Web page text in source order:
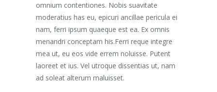
omnium contentiones. Nobis suavitate
moderatius has eu, epicuri ancillae pericula ei
nam, ferri ipsum quaeque est ea. Ex omnis
menandri conceptam his.Ferri reque integre
mea ut, eu eos vide errem noluisse. Putent
laoreet et ius. Vel utroque dissentias ut, nam
ad soleat alterum maluisset.